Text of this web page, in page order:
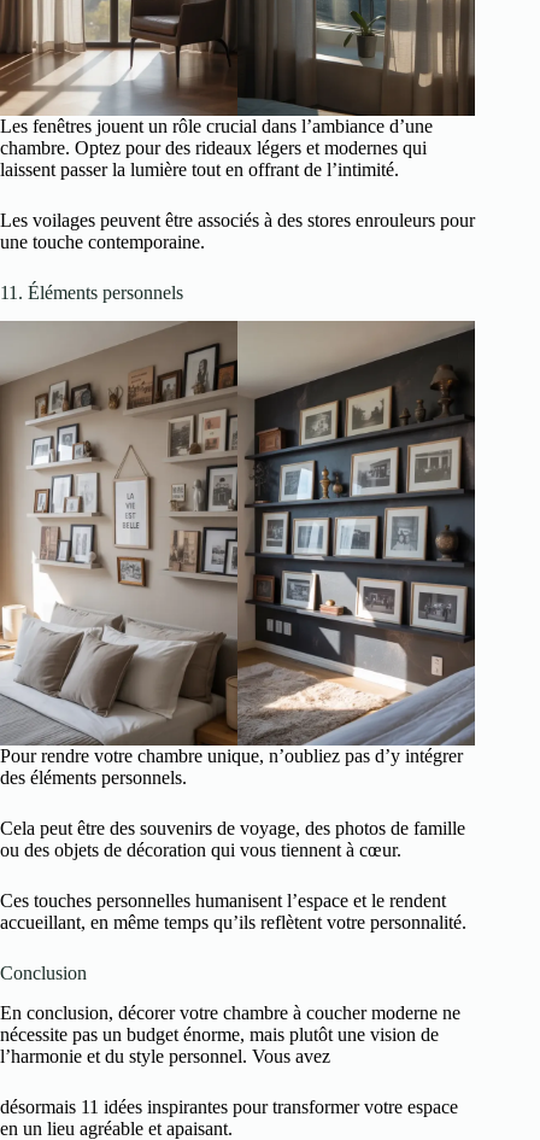
Les fenêtres jouent un rôle crucial dans l’ambiance d’une
chambre. Optez pour des rideaux légers et modernes qui
laissent passer la lumière tout en offrant de l’intimité.
Les voilages peuvent être associés à des stores enrouleurs pour
une touche contemporaine.
11. Éléments personnels
Pour rendre votre chambre unique, n’oubliez pas d’y intégrer
des éléments personnels.
Cela peut être des souvenirs de voyage, des photos de famille
ou des objets de décoration qui vous tiennent à cœur.
Ces touches personnelles humanisent l’espace et le rendent
accueillant, en même temps qu’ils reflètent votre personnalité.
Conclusion
En conclusion, décorer votre chambre à coucher moderne ne
nécessite pas un budget énorme, mais plutôt une vision de
l’harmonie et du style personnel. Vous avez
désormais 11 idées inspirantes pour transformer votre espace
en un lieu agréable et apaisant.